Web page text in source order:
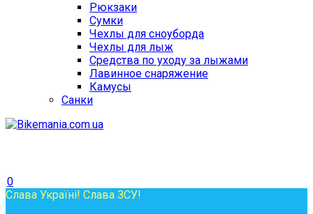
Рюкзаки
Сумки
Чехлы для сноуборда
Чехлы для лыж
Средства по уходу за лыжами
Лавинное снаряжение
Камусы
Санки
0
Слава Україні! Слава ЗСУ!